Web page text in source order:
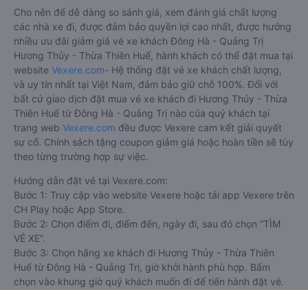
Cho nên để dễ dàng so sánh giá, xem đánh giá chất lượng
các nhà xe đi, được đảm bảo quyền lợi cao nhất, được hưởng
nhiều ưu đãi giảm giá vé xe khách Đông Hà - Quảng Trị
Hương Thủy - Thừa Thiên Huế, hành khách có thể đặt mua tại
website Vexere.com- Hệ thống đặt vé xe khách chất lượng,
và uy tín nhất tại Việt Nam, đảm bảo giữ chỗ 100%. Đối với
bất cứ giao dịch đặt mua vé xe khách đi Hương Thủy - Thừa
Thiên Huế từ Đông Hà - Quảng Trị nào của quý khách tại
trang web Vexere.com đều được Vexere cam kết giải quyết
sự cố. Chính sách tặng coupon giảm giá hoặc hoàn tiền sẽ tùy
theo từng trường hợp sự việc.
Hướng dẫn đặt vé tại Vexere.com:
Bước 1: Truy cập vào website Vexere hoặc tải app Vexere trên
CH Play hoặc App Store.
Bước 2: Chọn điểm đi, điểm đến, ngày đi, sau đó chọn “TÌM
VÉ XE”.
Bước 3: Chọn hãng xe khách đi Hương Thủy - Thừa Thiên
Huế từ Đông Hà - Quảng Trị, giờ khởi hành phù hợp. Bấm
chọn vào khung giờ quý khách muốn đi để tiến hành đặt vé.